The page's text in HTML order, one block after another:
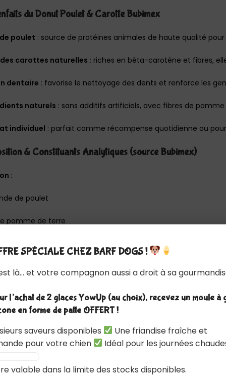
du Donut Poulet & Carotte Bubimex
poulet : source de protéines animales de haute qualité
carottes naturelles : riches en bêta-carotène et fibres,
dentaire : favorise le nettoyage des dents et renforce les
naturels : sans additifs artificiels, avec fibres de
individuel : parfait comme récompense quotidienne ou
& Constituants Analytiques (source Bubimex)
:
de poulet
pomme de terre
de pois
pomme
bière
SPÉCIALE CHEZ BARF DOGS !
là… et votre compagnon aussi a droit à sa
l’achat de 2 glaces YowUp (au choix), recevez un moule à
en forme de patte OFFERT !
saveurs disponibles
Une friandise fraîche et
pour votre chien
Idéal pour les journées
valable dans la limite des stocks disponibles.